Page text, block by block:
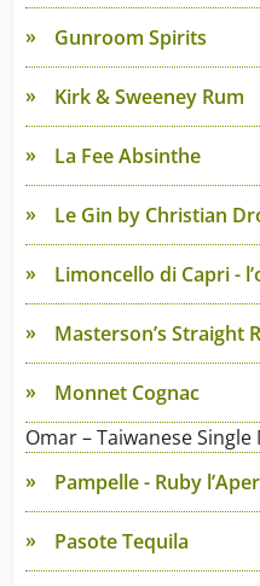
Gunroom Spirits
Kirk & Sweeney Rum
La Fee Absinthe
Le Gin by Christian
Limoncello di Capri -
Masterson’s Straight
Monnet Cognac
Omar – Taiwanese Single
Pampelle - Ruby
Pasote Tequila